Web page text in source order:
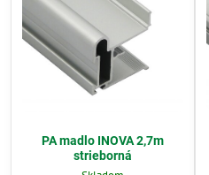
PA madlo INOVA 2,7m
strieborná